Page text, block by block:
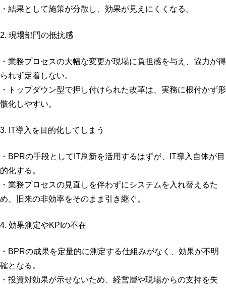
・結果として施策が分散し、効果が見えにくくなる。
2. 現場部門の抵抗感
・業務プロセスの大幅な変更が現場に負担感を与え、協力が得
られず定着しない。
・トップダウン型で押し付けられた改革は、実務に根付かず形
骸化しやすい。
3. IT導入を目的化してしまう
・BPRの手段としてIT刷新を活用するはずが、IT導入自体が目
的化する。
・業務プロセスの見直しを伴わずにシステムを入れ替えるた
め、旧来の非効率をそのまま引き継ぐ。
4. 効果測定やKPIの不在
・BPRの成果を定量的に測定する仕組みがなく、効果が不明
確となる。
・投資対効果が示せないため、経営層や現場からの支持を失